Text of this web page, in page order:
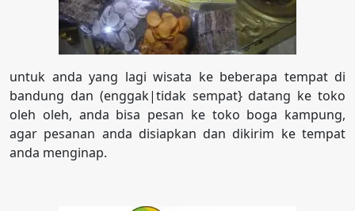
untuk anda yang lagi wisata ke beberapa tempat di
bandung dan (enggak|tidak sempat} datang ke toko
oleh oleh, anda bisa pesan ke toko boga kampung,
agar pesanan anda disiapkan dan dikirim ke tempat
anda menginap.